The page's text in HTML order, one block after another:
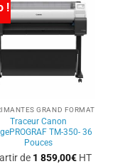
!
GRAND FORMAT
Traceur Canon
TM-350- 36
Pouces
de 1 859,00€HT